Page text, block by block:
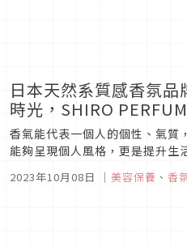
日本天然系質感香氛
時光，SHIRO
香氣能代表一個人的個性、氣質
能夠呈現個人風格，更是提升生
SHIRO PERFUME系列擴香液，
2023年10月08日 ｜ 美容保養 、 香